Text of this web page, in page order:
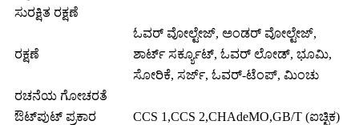
ಸುರಕ್ಷಿತ ರಕ್ಷಣೆ
ರಕ್ಷಣೆ
ಓವರ್ ವೋಲ್ಟೇಜ್, ಅಂಡರ್ ವೋಲ್ಟೇಜ್,
ಶಾರ್ಟ್ ಸರ್ಕ್ಯೂಟ್, ಓವರ್ ಲೋಡ್, ಭೂಮಿ,
ಸೋರಿಕೆ, ಸರ್ಜ್, ಓವರ್-ಟೆಂಪ್, ಮಿಂಚು
ರಚನೆಯ ಗೋಚರತೆ
ಔಟ್‌ಪುಟ್ ಪ್ರಕಾರ
CCS 1,CCS 2,CHAdeMO,GB/T (ಐಚ್ಛಿಕ)